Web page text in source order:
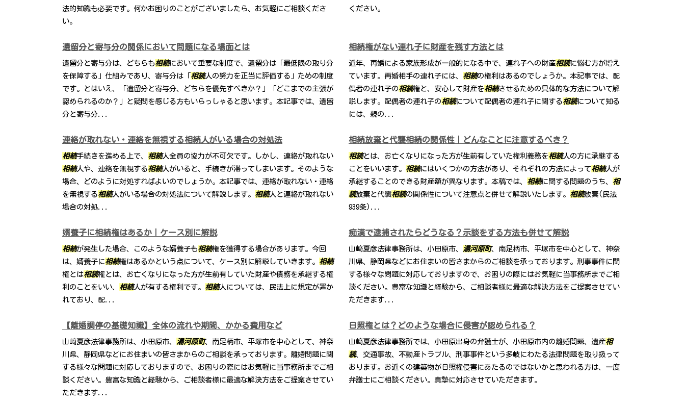
法的知識も必要です。何かお困りのことがございましたら、お気軽にご相談くださ
い。
ください。
遺留分と寄与分の関係において問題になる場面とは
遺留分と寄与分は、どちらも相続において重要な制度で、遺留分は「最低限の取り分
を保障する」仕組みであり、寄与分は「 相続人の努力を正当に評価する」ための制度
です。とはいえ、「遺留分と寄与分、どちらを優先すべきか？」「どこまでの主張が
認められるのか？」と疑問を感じる方もいらっしゃると思います。本記事では、遺留
分と寄与分...
相続権がない連れ子に財産を残す方法とは
近年、再婚による家族形成が一般的になる中で、連れ子への財産相続に悩む方が増え
ています。再婚相手の連れ子には、 相続の権利はあるのでしょうか。本記事では、配
偶者の連れ子の相続権と、安心して財産を相続させるための具体的な方法について解
説します。配偶者の連れ子の相続について配偶者の連れ子に関する相続について知る
には、親の...
連絡が取れない・連絡を無視する相続人がいる場合の対処法
相続手続きを進める上で、 相続人全員の協力が不可欠です。しかし、連絡が取れない
相続人や、連絡を無視する相続人がいると、手続きが滞ってしまいます。そのような
場合、どのように対処すればよいのでしょうか。本記事では、連絡が取れない・連絡
を無視する相続人がいる場合の対処法について解説します。 相続人と連絡が取れない
場合の対処...
相続放棄と代襲相続の関係性｜どんなことに注意するべき？
相続とは、お亡くなりになった方が生前有していた権利義務を相続人の方に承継する
ことをいいます。 相続にはいくつかの方法があり、それぞれの方法によって相続人が
承継することのできる財産額が異なります。本稿では、 相続に関する問題のうち、 相
続放棄と代襲相続の関係性について注意点と併せて解説いたします。 相続放棄(民法
939条)...
婿養子に相続権はあるか｜ケース別に解説
相続が発生した場合、このような婿養子も相続権を獲得する場合があります。今回
は、婿養子に相続権はあるかという点について、ケース別に解説していきます。 相続
権とは相続権とは、お亡くなりになった方が生前有していた財産や債務を承継する権
利のことをいい、 相続人が有する権利です。 相続人については、民法上に規定が置か
れており、配...
痴漢で逮捕されたらどうなる？示談をする方法も併せて解説
山﨑夏彦法律事務所は、小田原市、 湯河原町、南足柄市、平塚市を中心として、神奈
川県、静岡県などにお住まいの皆さまからのご相談を承っております。刑事事件に関
する様々な問題に対応しておりますので、お困りの際にはお気軽に当事務所までご相
談ください。豊富な知識と経験から、ご相談者様に最適な解決方法をご提案させてい
ただきます...
【離婚調停の基礎知識】全体の流れや期間、かかる費用など
山﨑夏彦法律事務所は、小田原市、 湯河原町、南足柄市、平塚市を中心として、神奈
川県、静岡県などにお住まいの皆さまからのご相談を承っております。離婚問題に関
する様々な問題に対応しておりますので、お困りの際にはお気軽に当事務所までご相
談ください。豊富な知識と経験から、ご相談者様に最適な解決方法をご提案させてい
ただきます...
日照権とは？どのような場合に侵害が認められる？
山﨑夏彦法律事務所では、小田原出身の弁護士が、小田原市内の離婚問題、遺産相
続、交通事故、不動産トラブル、刑事事件という多岐にわたる法律問題を取り扱って
おります。お近くの建築物が日照権侵害にあたるのではないかと思われる方は、一度
弁護士にご相談ください。真摯に対応させていただきます。